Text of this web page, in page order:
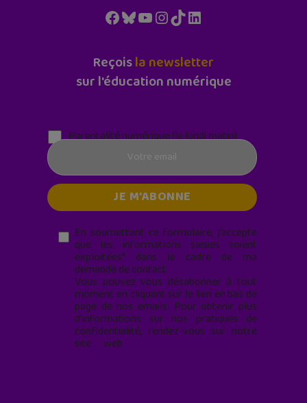
Facebook
Bluesky
YouTube
Instagram
TikTokLinkedIn
Reçoisla newsletter
sur l'éducation numérique
Parentalité numérique (le lundi matin)
En soumettant ce formulaire, j’accepte
que les informations saisies soient
exploitées* dans le cadre de ma
demande de contact.
Vous pouvez vous désabonner à tout
moment en cliquant sur le lien en bas de
page de nos emails. Pour obtenir plus
d'informations sur nos pratiques de
confidentialité, rendez-vous sur notre
site web